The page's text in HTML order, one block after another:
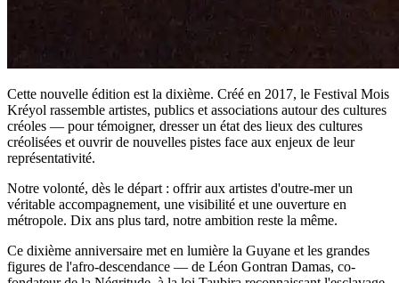
Cette nouvelle édition est la dixième. Créé en 2017, le Festival Mois
Kréyol rassemble artistes, publics et associations autour des cultures
créoles — pour témoigner, dresser un état des lieux des cultures
créolisées et ouvrir de nouvelles pistes face aux enjeux de leur
représentativité.
Notre volonté, dès le départ : offrir aux artistes d'outre-mer un
véritable accompagnement, une visibilité et une ouverture en
métropole. Dix ans plus tard, notre ambition reste la même.
Ce dixième anniversaire met en lumière la Guyane et les grandes
figures de l'afro-descendance — de Léon Gontran Damas, co-